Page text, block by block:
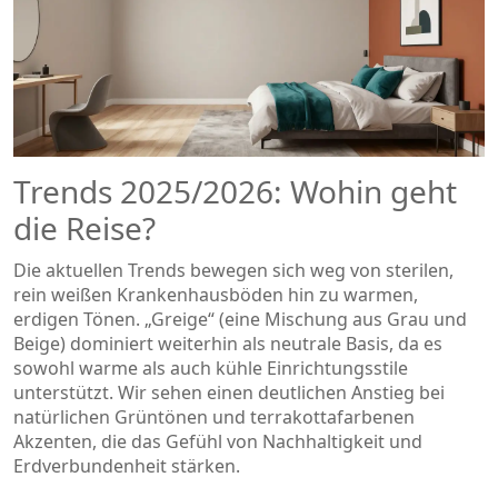
Trends 2025/2026: Wohin geht
die Reise?
Die aktuellen Trends bewegen sich weg von sterilen,
rein weißen Krankenhausböden hin zu warmen,
erdigen Tönen. „Greige“ (eine Mischung aus Grau und
Beige) dominiert weiterhin als neutrale Basis, da es
sowohl warme als auch kühle Einrichtungsstile
unterstützt. Wir sehen einen deutlichen Anstieg bei
natürlichen Grüntönen und terrakottafarbenen
Akzenten, die das Gefühl von Nachhaltigkeit und
Erdverbundenheit stärken.